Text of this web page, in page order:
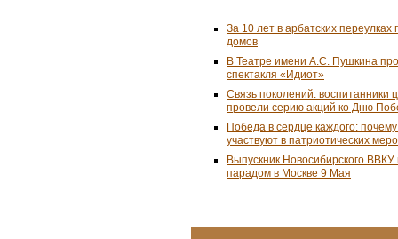
За 10 лет в арбатских переулках
домов
В Театре имени А.С. Пушкина
спектакля «Идиот»
Связь поколений: воспитанники
провели серию акций ко Дню
Победа в сердце каждого:
участвуют в патриотических
Выпускник Новосибирского
парадом в Москве 9 Мая